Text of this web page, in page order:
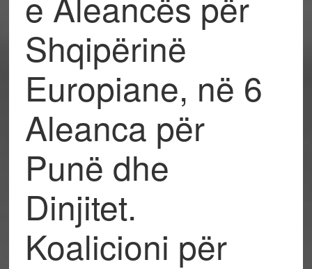
Shqipërinë
Europiane, në 6
Aleanca për
Punë dhe
Dinjitet.
Koalicioni për